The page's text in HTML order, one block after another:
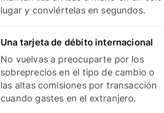
lugar y conviértelas en segundos.
Una tarjeta de débito internacional
No vuelvas a preocuparte por los
sobreprecios en el tipo de cambio o
las altas comisiones por transacción
cuando gastes en el extranjero.